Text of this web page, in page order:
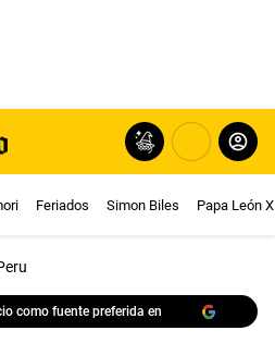
Feriados Simon Biles Papa León
como fuente preferida en